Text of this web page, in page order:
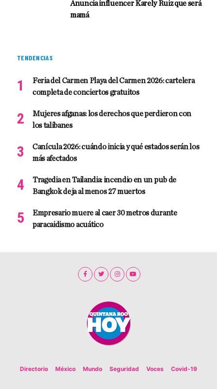
Anuncia influencer Karely Ruiz que será
mamá
TENDENCIAS
Feria del Carmen Playa del Carmen 2026: cartelera
completa de conciertos gratuitos
Mujeres afganas: los derechos que perdieron con
los talibanes
Canícula 2026: cuándo inicia y qué estados serán los
más afectados
Tragedia en Tailandia: incendio en un pub de
Bangkok deja al menos 27 muertos
Empresario muere al caer 30 metros durante
paracaidismo acuático
Directorio México Mundo Seguridad Voces Covid-19